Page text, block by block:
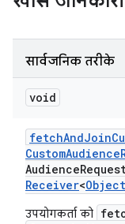
सार्वजनिक तरीके
void
fetchAndJoin
CustomAudience
Audience
Receiver<Object
उपयोगकर्ता को